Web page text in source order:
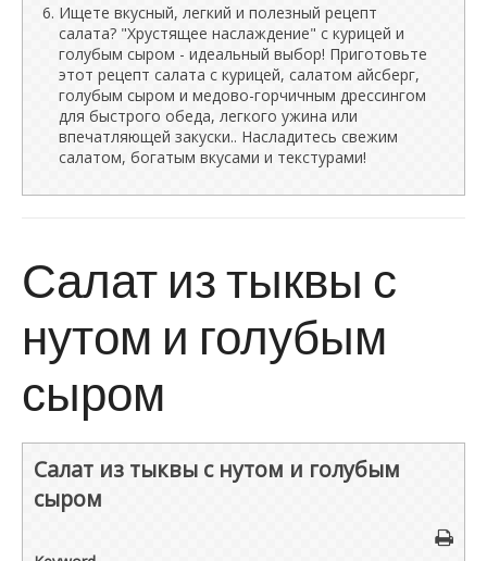
Ищете вкусный, легкий и полезный рецепт
салата? "Хрустящее наслаждение" с курицей и
голубым сыром - идеальный выбор! Приготовьте
этот рецепт салата с курицей, салатом айсберг,
голубым сыром и медово-горчичным дрессингом
для быстрого обеда, легкого ужина или
впечатляющей закуски.. Насладитесь свежим
салатом, богатым вкусами и текстурами!
Салат из тыквы с
нутом и голубым
сыром
Салат из тыквы с нутом и голубым
сыром